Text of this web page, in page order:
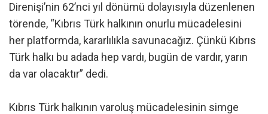
Direnişi’nin 62’nci yıl dönümü dolayısıyla düzenlenen
törende, “Kıbrıs Türk halkının onurlu mücadelesini
her platformda, kararlılıkla savunacağız. Çünkü Kıbrıs
Türk halkı bu adada hep vardı, bugün de vardır, yarın
da var olacaktır” dedi.
Kıbrıs Türk halkının varoluş mücadelesinin simge